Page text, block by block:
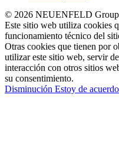
© 2026 NEUENFELD Group
Este sitio web utiliza cookies
funcionamiento técnico del
Otras cookies que tienen por
utilizar este sitio web, servir
interacción con otros sitios
su consentimiento.
Disminución Estoy de acuerdo